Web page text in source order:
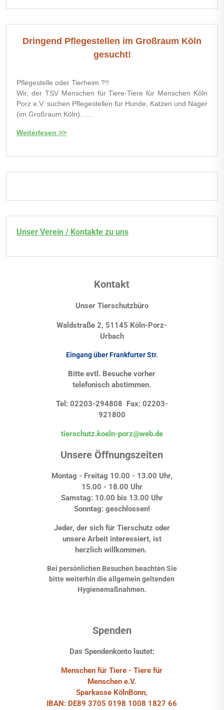
Dringend Pflegestellen im Großraum Köln
gesucht!
Pflegestelle oder Tierheim ?!!
Wir, der TSV Menschen für Tiere-Tiere für Menschen Köln
Porz e.V. suchen Pflegestellen für Hunde, Katzen und Nager
(im Großraum Köln). ....
Weiterlesen >>
Unser Verein / Kontakte zu uns
Kontakt
Unser Tierschutzbüro
Waldstraße 2, 51145 Köln-Porz-
Urbach
Eingang über Frankfurter Str.
Bitte evtl. Besuche vorher
telefonisch abstimmen.
Tel: 02203-294808 Fax: 02203-
921800
tierschutz.koeln-porz@web.de
Unsere Öffnungszeiten
Montag - Freitag 10.00 - 13.00 Uhr,
15.00 - 18.00 Uhr
Samstag: 10.00 bis 13.00 Uhr
Sonntag: geschlossen!
Jeder, der sich für Tierschutz oder
unsere Arbeit interessiert, ist
herzlich willkommen.
Bei persönlichen Besuchen beachten Sie
bitte weiterhin die allgemein geltenden
Hygienemaßnahmen.
Spenden
Das Spendenkonto lautet:
Menschen für Tiere - Tiere für
Menschen e.V.
Sparkasse KölnBonn,
IBAN: DE89 3705 0198 1008 1827 66